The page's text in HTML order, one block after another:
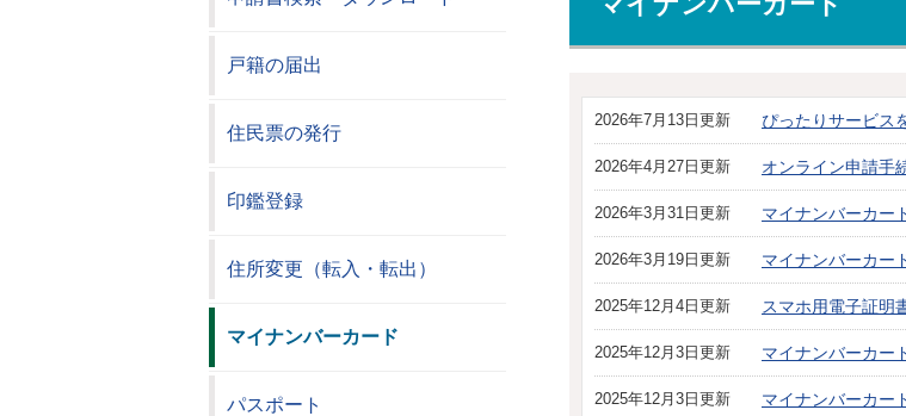
2026年7月13日更新 ぴったりサービス
2026年4月27日更新 オンライン申請手
2026年3月31日更新 マイナンバーカー
2026年3月19日更新 マイナンバーカー
2025年12月4日更新 スマホ用電子証明
2025年12月3日更新 マイナンバーカー
2025年12月3日更新 マイナンバーカー
戸籍の届出
住民票の発行
印鑑登録
住所変更（転入・転出）
マイナンバーカード
パスポート